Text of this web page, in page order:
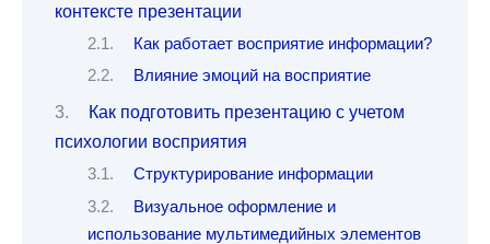
контексте презентации
Как работает восприятие информации?
Влияние эмоций на восприятие
Как подготовить презентацию с учетом
психологии восприятия
Структурирование информации
Визуальное оформление и
использование мультимедийных элементов